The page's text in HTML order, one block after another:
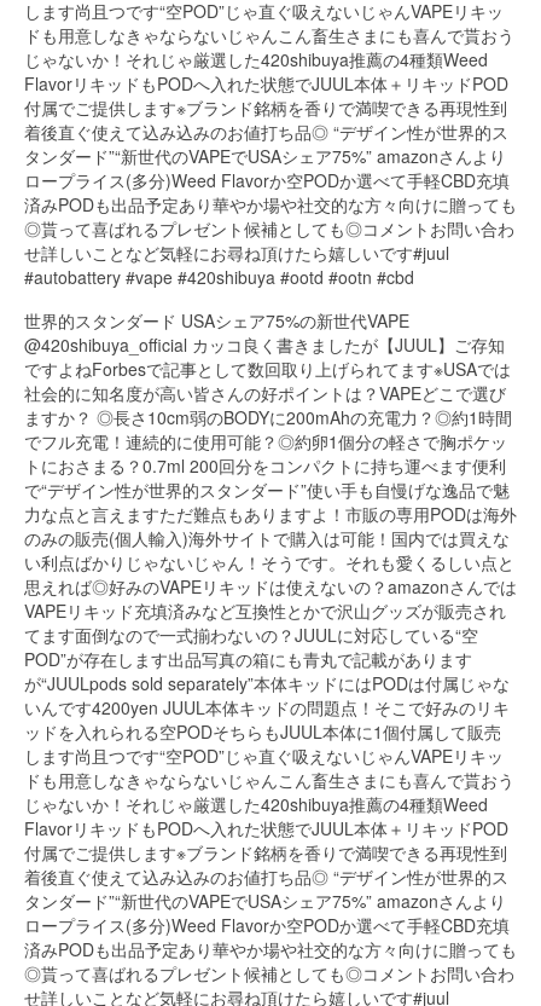
世界的スタンダード USAシェア75%の新世代VAPE
@420shibuya_official カッコ良く書きましたが【JUUL】ご存知
ですよねForbesで記事として数回取り上げられてます※USAでは
社会的に知名度が高い皆さんの好ポイントは？VAPEどこで選び
ますか？ ◎長さ10cm弱のBODYに200mAhの充電力？◎約1時間
でフル充電！連続的に使用可能？◎約卵1個分の軽さで胸ポケッ
トにおさまる？0.7ml 200回分をコンパクトに持ち運べます便利
で“デザイン性が世界的スタンダード”使い手も自慢げな逸品で魅
力な点と言えますただ難点もありますよ！市販の専用PODは海外
のみの販売(個人輸入)海外サイトで購入は可能！国内では買えな
い利点ばかりじゃないじゃん！そうです。それも愛くるしい点と
思えれば◎好みのVAPEリキッドは使えないの？amazonさんでは
VAPEリキッド充填済みなど互換性とかで沢山グッズが販売され
てます面倒なので一式揃わないの？JUULに対応している“空
POD”が存在します出品写真の箱にも青丸で記載があります
が“JUULpods sold separately”本体キッドにはPODは付属じゃな
いんです4200yen JUUL本体キッドの問題点！そこで好みのリキ
ッドを入れられる空PODそちらもJUUL本体に1個付属して販売
します尚且つです“空POD”じゃ直ぐ吸えないじゃんVAPEリキッ
ドも用意しなきゃならないじゃんこん畜生さまにも喜んで貰おう
じゃないか！それじゃ厳選した420shibuya推薦の4種類Weed
FlavorリキッドもPODへ入れた状態でJUUL本体＋リキッドPOD
付属でご提供します※ブランド銘柄を香りで満喫できる再現性到
着後直ぐ使えて込み込みのお値打ち品◎ “デザイン性が世界的ス
タンダード”“新世代のVAPEでUSAシェア75%” amazonさんより
ロープライス(多分)Weed Flavorか空PODか選べて手軽CBD充填
済みPODも出品予定あり華やか場や社交的な方々向けに贈っても
◎貰って喜ばれるプレゼント候補としても◎コメントお問い合わ
せ詳しいことなど気軽にお尋ね頂けたら嬉しいです#juul